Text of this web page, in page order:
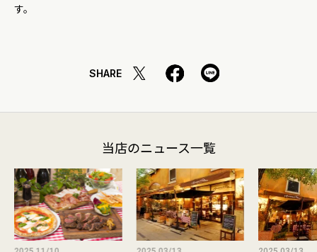
す。
SHARE
当店のニュース一覧